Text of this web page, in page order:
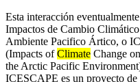
Esta interacción
Impactos de Cambio
Ambiente Pacifico Ártico, o
(Impacts ofClimate Change
the Arctic Pacific
ICESCAPE es un proyecto de